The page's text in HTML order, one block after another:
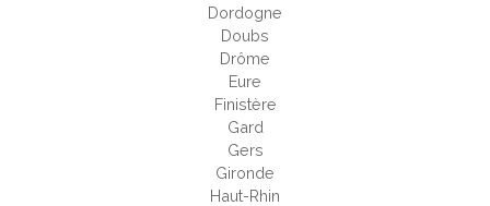
Dordogne
Doubs
Drôme
Eure
Finistère
Gard
Gers
Gironde
Haut-Rhin